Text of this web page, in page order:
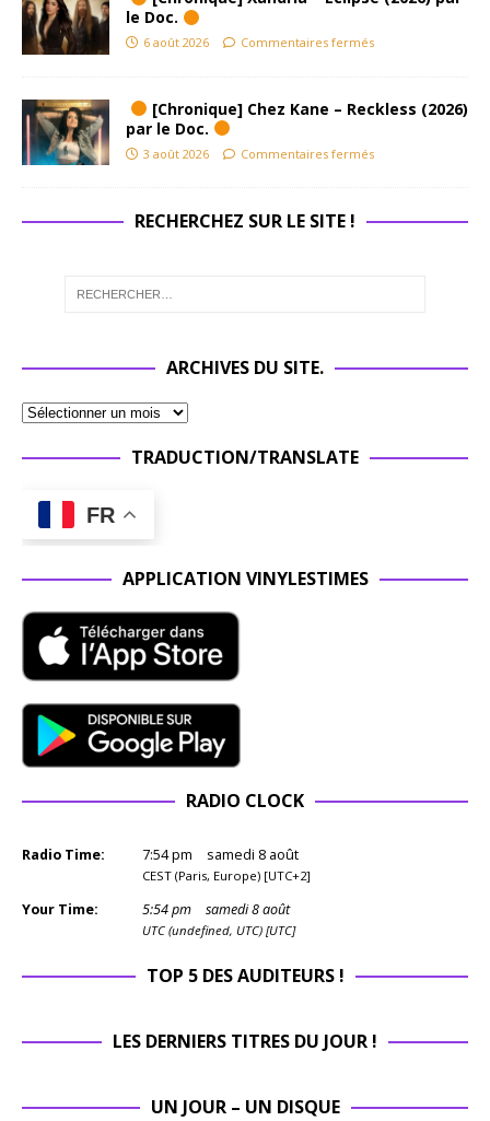
le Doc.
6 août 2026 Commentaires fermés
[Chronique] Chez Kane – Reckless (2026)
par le Doc.
3 août 2026 Commentaires fermés
RECHERCHEZ SUR LE SITE !
ARCHIVES DU SITE.
TRADUCTION/TRANSLATE
FR
APPLICATION VINYLESTIMES
RADIO CLOCK
Radio Time: 7:54pm samedi 8 août
CEST (Paris, Europe) [UTC+2]
Your Time: 5:54pm samedi 8 août
UTC (undefined, UTC) [UTC]
TOP 5 DES AUDITEURS !
LES DERNIERS TITRES DU JOUR !
UN JOUR – UN DISQUE